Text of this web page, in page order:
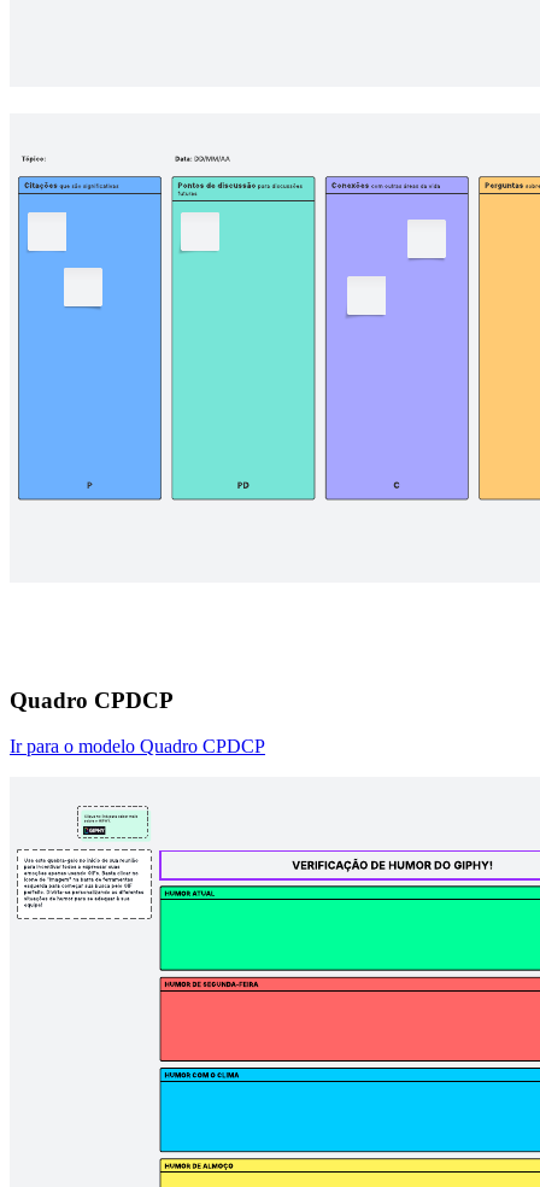
Quadro CPDCP
Ir para o modelo Quadro CPDCP